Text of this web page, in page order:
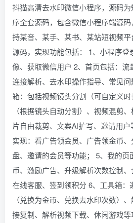
抖猫高清去水印微信小程序，源码
序全套源码，包含微信小程序端源
持某音、某手、某书、某站短视频
源码，实现功能包括： 1、小程序登
像、获取微信用户 2、首页包括：流
连接解析、去水印操作指导、常见
箱：包括视频镜头分割（可自定义
（根据镜头自动分割）、视频混剪
片自由裁剪、文案AI扩写、邀请用
实现：看广告领会员、广告领金币
盘、邀请的会员等功能； 5、我的页
币、激励广告、升级解析次数控制、
在线客服、签到领积分 6、工具箱
（兑换为金币、兑换去水印次数）
接复制、解析视频下载、休闲游戏